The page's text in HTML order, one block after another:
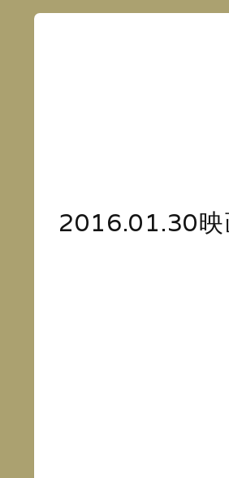
2016.01.30映